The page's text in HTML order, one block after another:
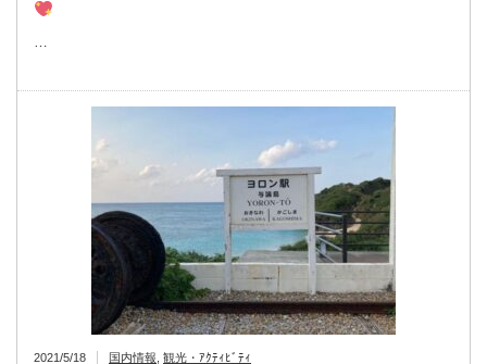
2021/5/18 国内情報 観光・ｱｸﾃｨﾋﾞﾃｨ